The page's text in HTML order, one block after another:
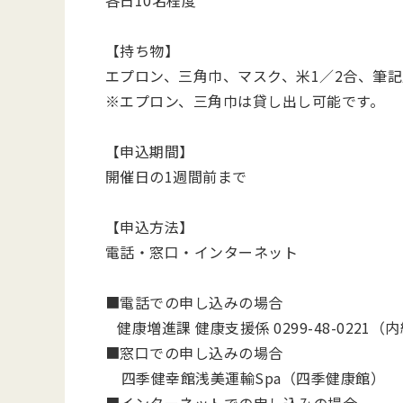
【持ち物】
エプロン、三角巾、マスク、米1／2合、筆
※エプロン、三角巾は貸し出し可能です。
【申込期間】
開催日の1週間前まで
【申込方法】
電話・窓口・インターネット
■電話での申し込みの場合
健康増進課 健康支援係 0299-48-0221（内
■窓口での申し込みの場合
四季健幸館浅美運輸Spa（四季健康館）